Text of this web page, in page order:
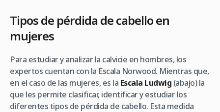
Tipos de pérdida de cabello en
mujeres
Para estudiar y analizar la calvicie en hombres, los
expertos cuentan con la Escala Norwood. Mientras que,
en el caso de las mujeres, es la Escala Ludwig (abajo) la
que les permite clasificar, identificar y estudiar los
diferentes tipos de pérdida de cabello. Esta medida